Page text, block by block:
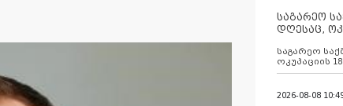
საგარეო
დღესაც,
შუამავლ
საგარეო
ოკუპაციის
ასრულებს
შეწყვეტის
2026-08-08